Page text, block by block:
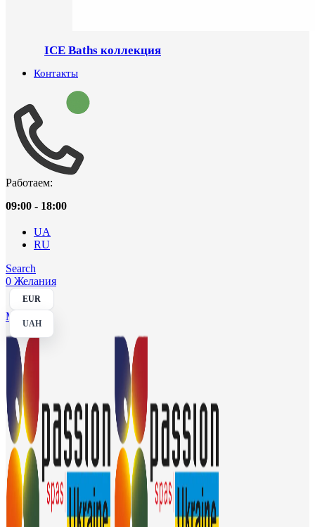
ICE Baths коллекция
Контакты
Работаем:
09:00 - 18:00
UA
RU
Search
0 Желания
EUR
UAH
Menu